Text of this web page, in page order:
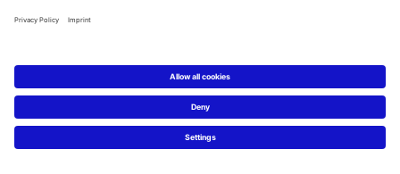
Szafka podumywalkowa
Szafka podumywalkowa